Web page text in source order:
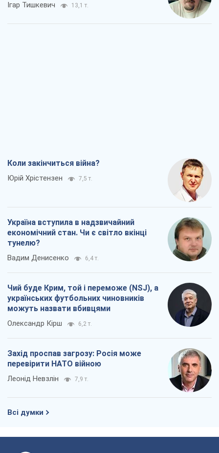
Ігар Тишкевич 13,1 т.
Коли закінчиться війна?
Юрій Хрістензен 7,5 т.
Україна вступила в надзвичайний
економічний стан. Чи є світло вкінці
тунелю?
Вадим Денисенко 6,4 т.
Чий буде Крим, той і переможе (NSJ), а
українських футбольних чиновників
можуть назвати вбивцями
Олександр Кірш 6,2 т.
Захід проспав загрозу: Росія може
перевірити НАТО війною
Леонід Невзлін 7,9 т.
Всі думки